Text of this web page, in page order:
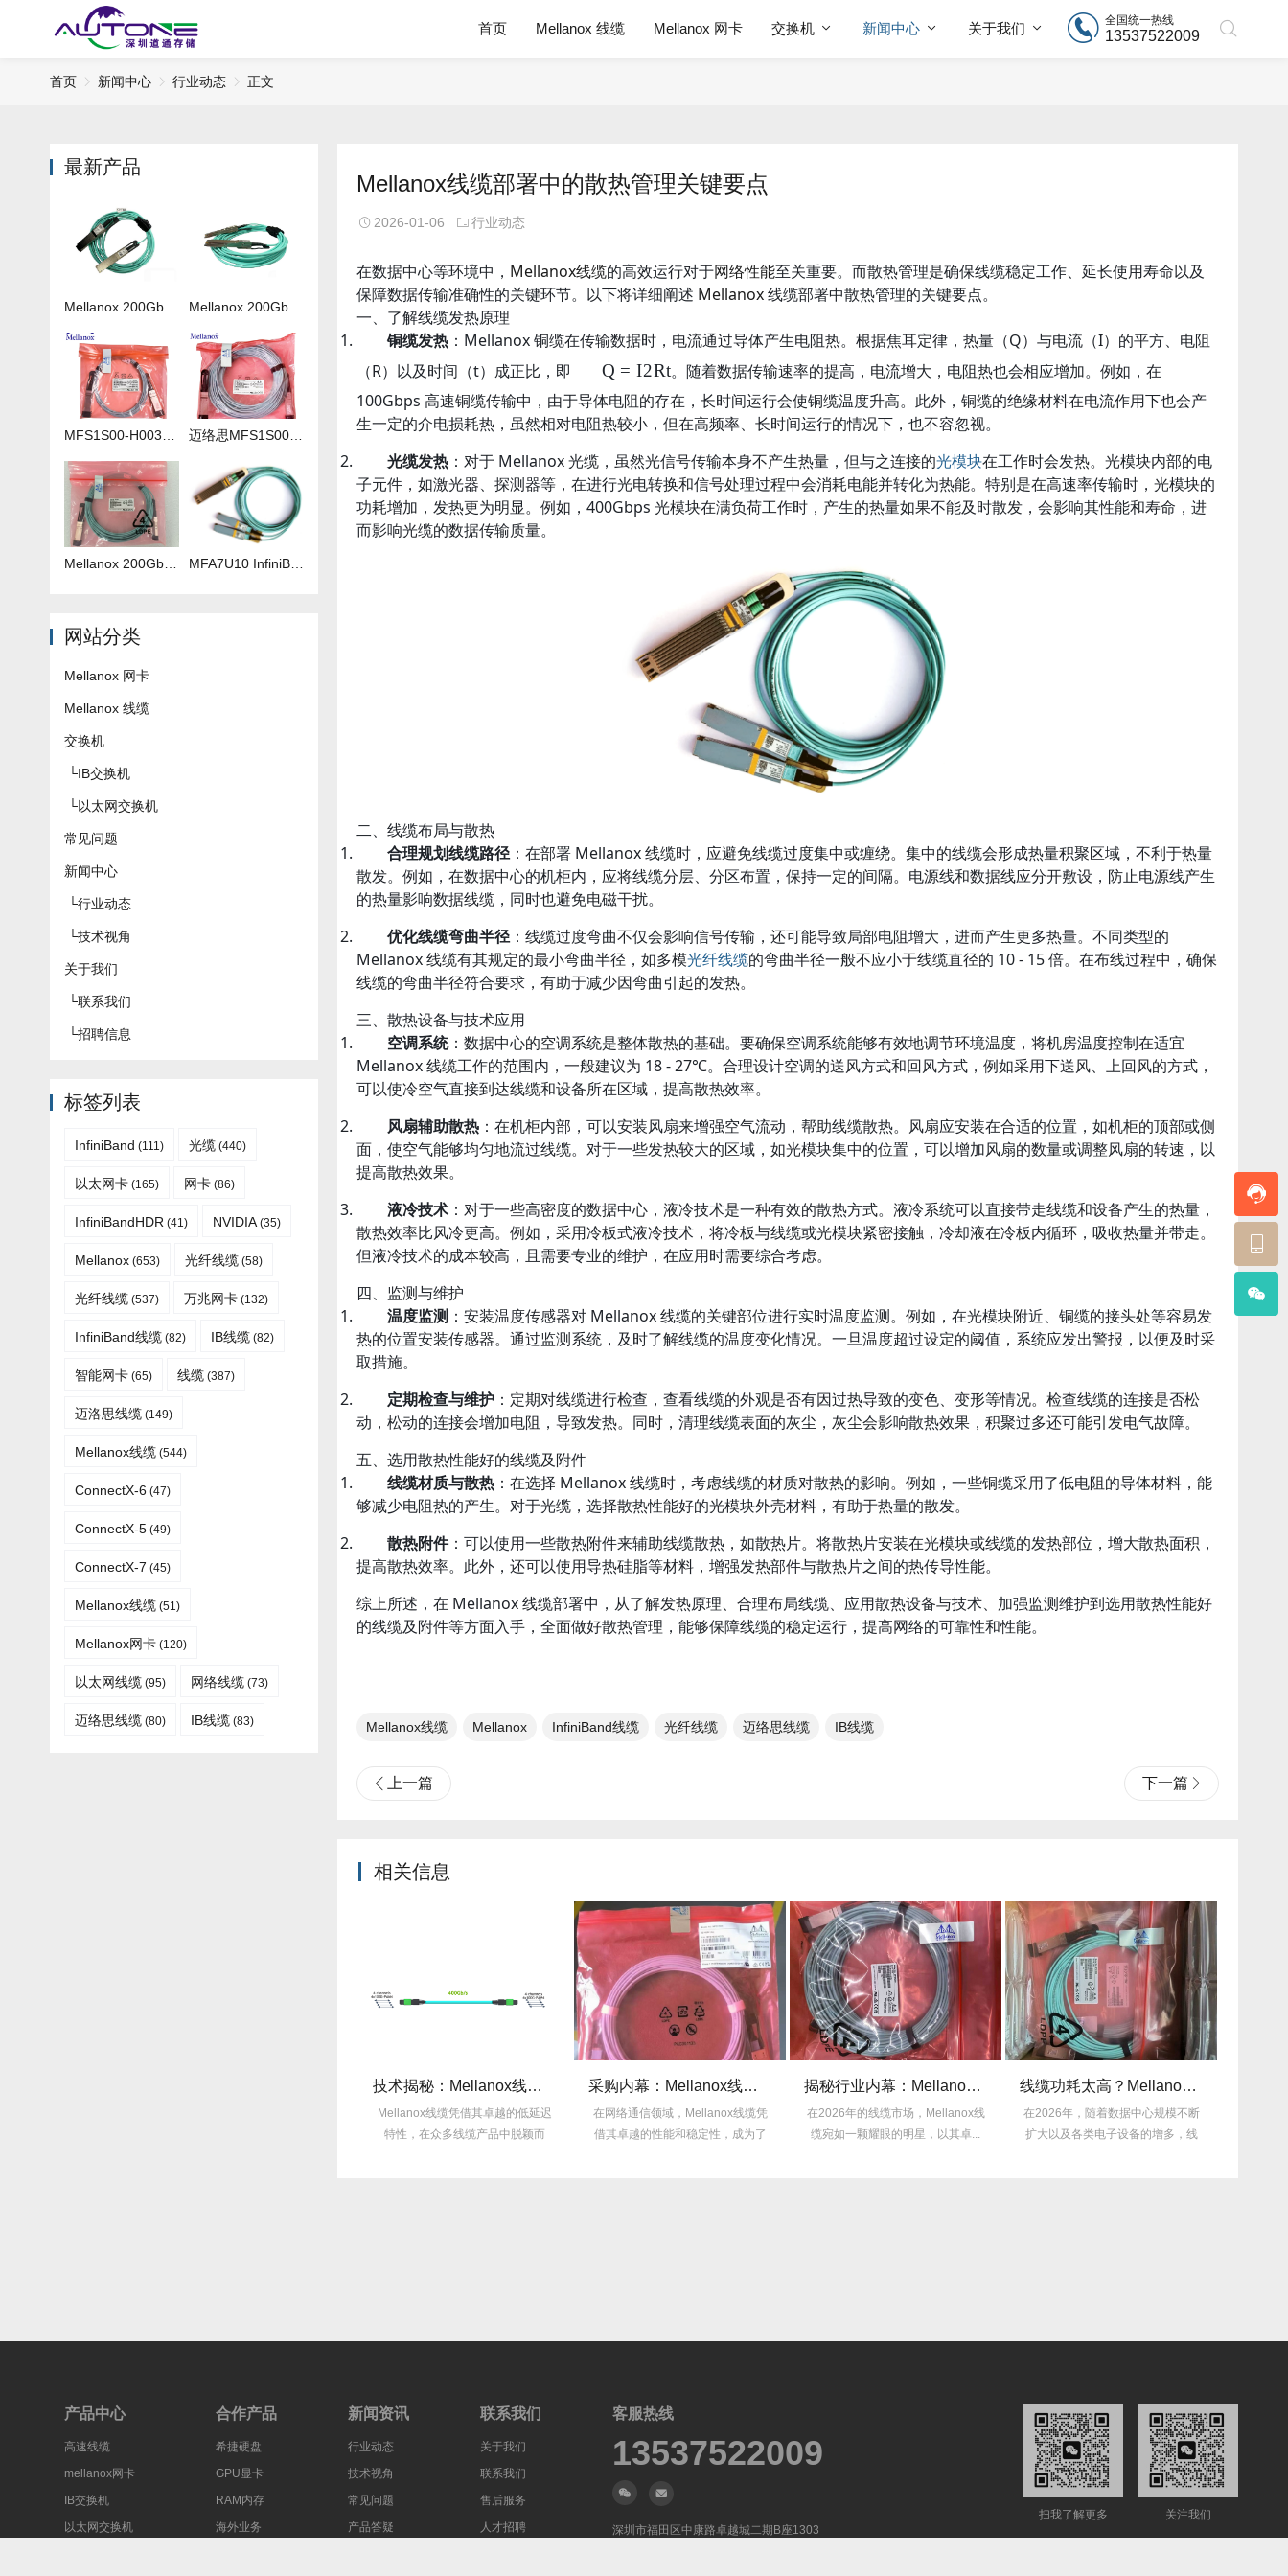
首页 Mellanox 线缆 Mellanox 网卡 交换机 新闻中心 关于我们
全国统一热线
13537522009
首页 新闻中心 行业动态 正文
Mellanox线缆部署中的散热管理关键要点
2026-01-06 行业动态
在数据中心等环境中， Mellanox线缆的高效运行对于网络性能至关重要。而散热管理是确保线缆稳定工作、延长使用寿命以及
保障数据传输准确性的关键环节。以下将详细阐述 Mellanox线缆部署中散热管理的关键要点。
一、了解线缆发热原理
铜缆发热 ：Mellanox 铜缆在传输数据时，电流通过导体产生电阻热。根据焦耳定律，热量（Q）与电流（I）的平方、电阻
（R）以及时间（t）成正比，即
Q = I2Rt。随着数据传输速率的提高，电流增大，电阻热也会相应增加。例如，在
100Gbps 高速铜缆传输中，由于导体电阻的存在，长时间运行会使铜缆温度升高。此外，铜缆的绝缘材料在电流作用下也会产
生一定的介电损耗热，虽然相对电阻热较小，但在高频率、长时间运行的情况下，也不容忽视。
光缆发热 ：对于 Mellanox 光缆，虽然光信号传输本身不产生热量，但与之连接的光模块在工作时会发热。光模块内部的电
子元件，如激光器、探测器等，在进行光电转换和信号处理过程中会消耗电能并转化为热能。特别是在高速率传输时，光模块的
功耗增加，发热更为明显。例如，400Gbps 光模块在满负荷工作时，产生的热量如果不能及时散发，会影响其性能和寿命，进
而影响光缆的数据传输质量。
二、线缆布局与散热
合理规划线缆路径：在部署 Mellanox 线缆时，应避免线缆过度集中或缠绕。集中的线缆会形成热量积聚区域，不利于热量
散发。例如，在数据中心的机柜内，应将线缆分层、分区布置，保持一定的间隔。电源线和数据线应分开敷设，防止电源线产生
的热量影响数据线缆，同时也避免电磁干扰。
优化线缆弯曲半径：线缆过度弯曲不仅会影响信号传输，还可能导致局部电阻增大，进而产生更多热量。不同类型的
Mellanox 线缆有其规定的最小弯曲半径，如多模光纤线缆的弯曲半径一般不应小于线缆直径的 10 - 15 倍。在布线过程中，确保
线缆的弯曲半径符合要求，有助于减少因弯曲引起的发热。
三、散热设备与技术应用
空调系统：数据中心的空调系统是整体散热的基础。要确保空调系统能够有效地调节环境温度，将机房温度控制在适宜
Mellanox 线缆工作的范围内，一般建议为 18 - 27℃。合理设计空调的送风方式和回风方式，例如采用下送风、上回风的方式，
可以使冷空气直接到达线缆和设备所在区域，提高散热效率。
风扇辅助散热 ：在机柜内部，可以安装风扇来增强空气流动，帮助线缆散热。风扇应安装在合适的位置，如机柜的顶部或侧
面，使空气能够均匀地流过线缆。对于一些发热较大的区域，如光模块集中的位置，可以增加风扇的数量或调整风扇的转速，以
提高散热效果。
液冷技术 ：对于一些高密度的数据中心，液冷技术是一种有效的散热方式。液冷系统可以直接带走线缆和设备产生的热量，
散热效率比风冷更高。例如，采用冷板式液冷技术，将冷板与线缆或光模块紧密接触，冷却液在冷板内循环，吸收热量并带走。
但液冷技术的成本较高，且需要专业的维护，在应用时需要综合考虑。
四、监测与维护
温度监测 ：安装温度传感器对 Mellanox 线缆的关键部位进行实时温度监测。例如，在光模块附近、铜缆的接头处等容易发
热的位置安装传感器。通过监测系统，及时了解线缆的温度变化情况。一旦温度超过设定的阈值，系统应发出警报，以便及时采
取措施。
定期检查与维护 ：定期对线缆进行检查，查看线缆的外观是否有因过热导致的变色、变形等情况。检查线缆的连接是否松
动，松动的连接会增加电阻，导致发热。同时，清理线缆表面的灰尘，灰尘会影响散热效果，积聚过多还可能引发电气故障。
五、选用散热性能好的线缆及附件
线缆材质与散热 ：在选择 Mellanox 线缆时，考虑线缆的材质对散热的影响。例如，一些铜缆采用了低电阻的导体材料，能
够减少电阻热的产生。对于光缆，选择散热性能好的光模块外壳材料，有助于热量的散发。
散热附件：可以使用一些散热附件来辅助线缆散热，如散热片。将散热片安装在光模块或线缆的发热部位，增大散热面积，
提高散热效率。此外，还可以使用导热硅脂等材料，增强发热部件与散热片之间的热传导性能。
综上所述，在 Mellanox 线缆部署中，从了解发热原理、合理布局线缆、应用散热设备与技术、加强监测维护到选用散热性能好
的线缆及附件等方面入手，全面做好散热管理，能够保障线缆的稳定运行，提高网络的可靠性和性能。
Mellanox线缆 Mellanox InfiniBand线缆 光纤线缆​ 迈络思线缆 IB线缆
上一篇 下一篇
相关信息
技术揭秘：Mellanox线缆低延迟背后的“信号优化”黑科技！
Mellanox线缆凭借其卓越的低延迟
特性，在众多线缆产品中脱颖而
采购内幕：Mellanox线缆验真3步走，假货休想蒙混过关！
在网络通信领域，Mellanox线缆凭
借其卓越的性能和稳定性，成为了
揭秘行业内幕：Mellanox线缆为何比同类产品耐用3倍？
在2026年的线缆市场，Mellanox线
缆宛如一颗耀眼的明星，以其卓...
线缆功耗太高？Mellanox线缆低功耗方案能省多少电费？
在2026年，随着数据中心规模不断
扩大以及各类电子设备的增多，线
最新产品
网站分类
Mellanox 网卡
Mellanox 线缆
交换机
└IB交换机
└以太网交换机
常见问题
新闻中心
└行业动态
└技术视角
关于我们
└联系我们
└招聘信息
标签列表
InfiniBand (111) 光缆 (440)
以太网卡 (165) 网卡 (86)
InfiniBandHDR (41) NVIDIA(35)
Mellanox (653) 光纤线缆 (58)
光纤线缆​ (537) 万兆网卡 (132)
InfiniBand线缆 (82) IB线缆 (82)
智能网卡 (65) 线缆 (387)
迈洛思线缆 (149)
Mellanox线缆 (544)
ConnectX-6 (47)
ConnectX-5 (49)
ConnectX-7 (45)
Mellanox线缆​ (51)
Mellanox网卡 (120)
以太网线缆 (95) 网络线缆 (73)
迈络思线缆 (80) IB线缆​ (83)
产品中心
高速线缆
mellanox网卡
IB交换机
以太网交换机
合作产品
希捷硬盘
GPU显卡
RAM内存
海外业务
新闻资讯
行业动态
技术视角
常见问题
产品答疑
联系我们
关于我们
联系我们
售后服务
人才招聘
客服热线
13537522009
深圳市福田区中康路卓越城二期B座1303
扫我了解更多 关注我们